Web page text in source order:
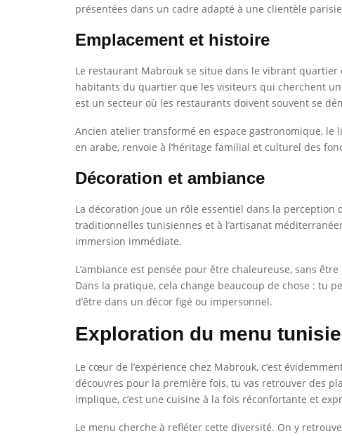
présentées dans un cadre adapté à une clientèle
Emplacement et histoire
Le restaurant Mabrouk se situe dans le vibrant
habitants du quartier que les visiteurs qui cherchent
est un secteur où les restaurants doivent souvent se
Ancien atelier transformé en espace gastronomique, le
en arabe, renvoie à l’héritage familial et culturel des
Décoration et ambiance
La décoration joue un rôle essentiel dans la perception
traditionnelles tunisiennes et à l’artisanat
immersion immédiate.
L’ambiance est pensée pour être chaleureuse, sans
Dans la pratique, cela change beaucoup de chose : tu
d’être dans un décor figé ou impersonnel.
Exploration du menu
Le cœur de l’expérience chez Mabrouk, c’est
découvres pour la première fois, tu vas retrouver des
implique, c’est une cuisine à la fois réconfortante et
Le menu cherche à refléter cette diversité. On y